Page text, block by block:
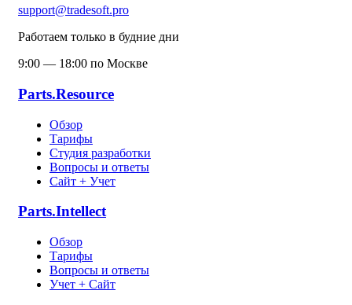
support@tradesoft.pro
Работаем только в будние дни
9:00 — 18:00 по Москве
Parts.Resource
Обзор
Тарифы
Студия разработки
Вопросы и ответы
Сайт + Учет
Parts.Intellect
Обзор
Тарифы
Вопросы и ответы
Учет + Сайт